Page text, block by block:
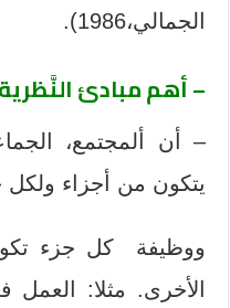
الجمالي،1986).
– أهم مبادئ
– أن ألمجتمع،
يتكون من أجزاء ولكل
ووظيفة كل جزء
الأخرى. مثلا: